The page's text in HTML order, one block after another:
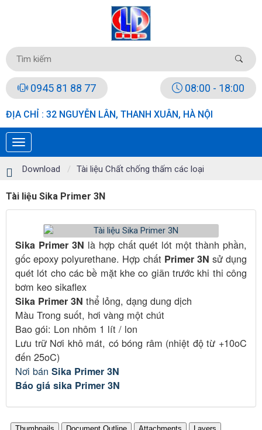
0945 81 88 77 08:00 - 18:00
ĐỊA CHỈ : 32 NGUYỄN LÂN, THANH XUÂN, HÀ NỘI
Download Tài liệu Chất chống thấm các loại
Tài liệu Sika Primer 3N
Sika Primer 3N là hợp chất quét lót một thành phần,
gốc epoxy polyurethane. Hợp chất Primer 3N sử dụng
quét lót cho các bề mặt khe co giãn trước khi thi công
bơm keo sikaflex
Sika Primer 3N thể lỏng, dạng dung dịch
Màu Trong suốt, hơi vàng một chút
Bao gói: Lon nhôm 1 lít / lon
Lưu trữ Nơi khô mát, có bóng râm (nhiệt độ từ +10oC
đến 25oC)
Nơi bán Sika Primer 3N
Báo giá sika Primer 3N